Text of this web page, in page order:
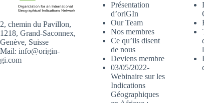
2, chemin du Pavillon,
1218, Grand-Saconnex,
Genève, Suisse
Mail: info@origin-
gi.com
Présentation
d’oriGIn
Our Team
Nos membres
Ce qu’ils disent
de nous
Deviens membre
03/05/2022-
Webinaire sur les
Indications
Géographiques